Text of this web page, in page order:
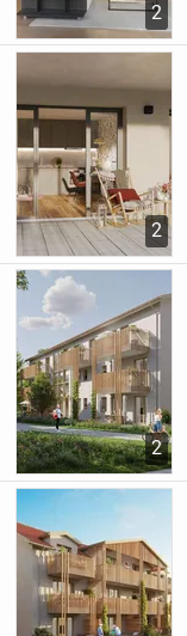
2
2
2